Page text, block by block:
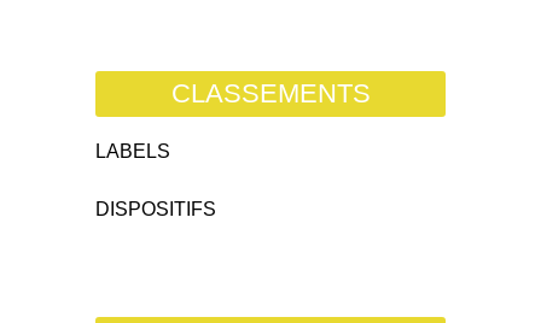
CLASSEMENTS
LABELS
DISPOSITIFS